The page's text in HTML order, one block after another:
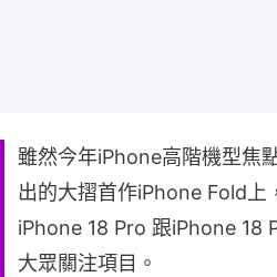
雖然今年iPhone高階機型焦
出的大摺首作iPhone Fold上
iPhone 18 Pro 跟iPhone 18
大眾關注項目。